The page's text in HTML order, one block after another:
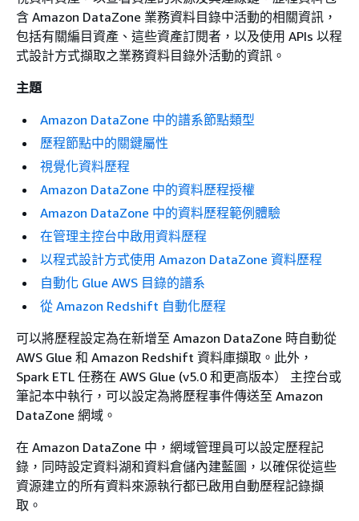
含 Amazon DataZone 業務資料目錄中活動的相關資訊，
包括有關編目資產、這些資產訂閱者，以及使用 APIs 以程
式設計方式擷取之業務資料目錄外活動的資訊。
主題
Amazon DataZone 中的譜系節點類型
歷程節點中的關鍵屬性
視覺化資料歷程
Amazon DataZone 中的資料歷程授權
Amazon DataZone 中的資料歷程範例體驗
在管理主控台中啟用資料歷程
以程式設計方式使用 Amazon DataZone 資料歷程
自動化 Glue AWS 目錄的譜系
從 Amazon Redshift 自動化歷程
可以將歷程設定為在新增至 Amazon DataZone 時自動從
AWS Glue 和 Amazon Redshift 資料庫擷取。此外，
Spark ETL 任務在 AWS Glue (v5.0 和更高版本） 主控台或
筆記本中執行，可以設定為將歷程事件傳送至 Amazon
DataZone 網域。
在 Amazon DataZone 中，網域管理員可以設定歷程記
錄，同時設定資料湖和資料倉儲內建藍圖，以確保從這些
資源建立的所有資料來源執行都已啟用自動歷程記錄擷
取。